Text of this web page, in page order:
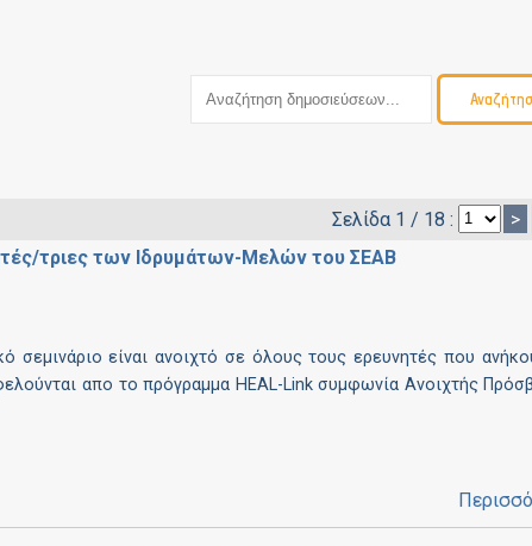
Σελίδα 1 / 18 : >
τριες των Ιδρυμάτων-Μελών του ΣΕΑΒ
σεμινάριο είναι ανοιχτό σε όλους τους ερευνητές που
απο το πρόγραμμα HEAL-Link συμφωνία Ανοιχτής